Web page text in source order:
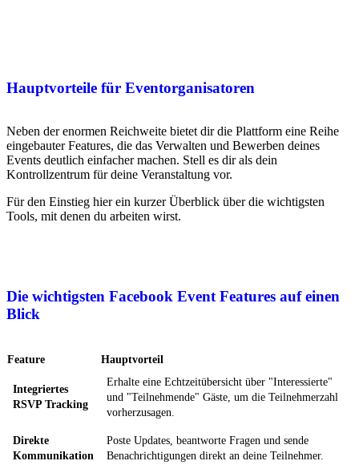
Hauptvorteile für Eventorganisatoren
Neben der enormen Reichweite bietet dir die Plattform eine Reihe
eingebauter Features, die das Verwalten und Bewerben deines
Events deutlich einfacher machen. Stell es dir als dein
Kontrollzentrum für deine Veranstaltung vor.
Für den Einstieg hier ein kurzer Überblick über die wichtigsten
Tools, mit denen du arbeiten wirst.
Die wichtigsten Facebook Event Features auf einen
Blick
Feature Hauptvorteil
Integriertes
RSVP Tracking
Erhalte eine Echtzeitübersicht über "Interessierte"
und "Teilnehmende" Gäste, um die Teilnehmerzahl
vorherzusagen.
Direkte
Kommunikation
Poste Updates, beantworte Fragen und sende
Benachrichtigungen direkt an deine Teilnehmer.